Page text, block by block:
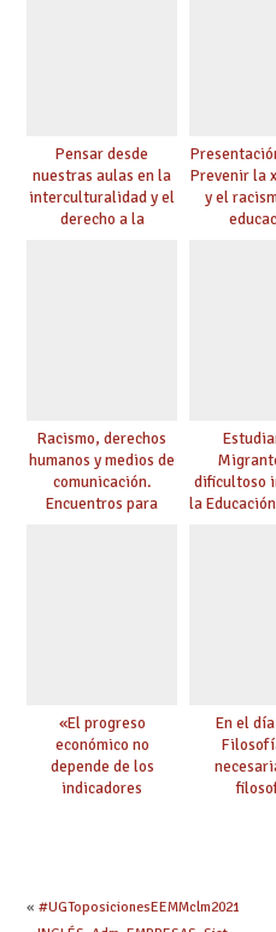
Pensar desde
nuestras aulas en la
interculturalidad y el
derecho a la
Prevenir la
y el
Racismo, derechos
humanos y medios de
comunicación.
Encuentros para
dificultoso
la
«El progreso
económico no
depende de los
indicadores
En el
« #UGToposicionesEEMMclm2021